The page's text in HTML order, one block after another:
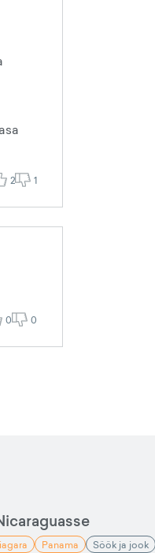
2 1
0 0
Panama Söök ja jook